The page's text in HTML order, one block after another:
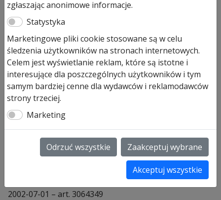
347,00zł
Na stanie (może być zamówiony)
ilość
Linki
stalowe
Ø
3
mm,
prowadzenie
Z
mocowaniem,
Dodaj do koszyka
Linki stalowe Ø 3 mm, prowadzenie typu Z
z mocowaniem linki, komplet do każdej bramy
L = 2365, wysokość bramy 1875, okres produkcji od
2001-02-01 – art. 3064346
2002-07-01 – art. 3064347
L = 2490, wysokość bramy 2000, okres produkcji od
L = 2570, wysokość bramy 2080 okres produkcji od
2002-07-01 – art. 3064349
zgłaszając anonimowe informacje.
Statystyka
Marketingowe pliki cookie stosowane są w celu
śledzenia użytkowników na stronach internetowych.
Celem jest wyświetlanie reklam, które są istotne i
interesujące dla poszczególnych użytkowników i tym
samym bardziej cenne dla wydawców i reklamodawców
strony trzeciej.
Marketing
Odrzuć wszystkie Zaakceptuj wybrane
Akceptuj wszystkie